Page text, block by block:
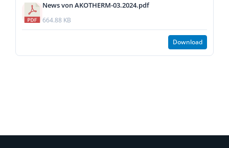
News von AKOTHERM-03.2024.pdf
664.88 KB
Download